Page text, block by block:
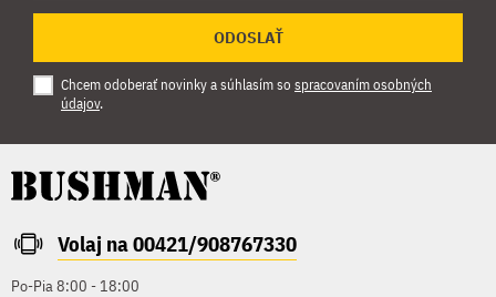
ODOSLAŤ
Chcem odoberať novinky a súhlasím so spracovaním osobných
údajov.
Volaj na 00421/908767330
Po-Pia 8:00 - 18:00